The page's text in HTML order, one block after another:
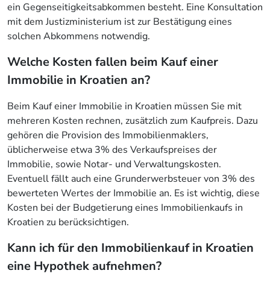
ein Gegenseitigkeitsabkommen besteht. Eine Konsultation
mit dem Justizministerium ist zur Bestätigung eines
solchen Abkommens notwendig.
Welche Kosten fallen beim Kauf einer
Immobilie in Kroatien an?
Beim Kauf einer Immobilie in Kroatien müssen Sie mit
mehreren Kosten rechnen, zusätzlich zum Kaufpreis. Dazu
gehören die Provision des Immobilienmaklers,
üblicherweise etwa 3% des Verkaufspreises der
Immobilie, sowie Notar- und Verwaltungskosten.
Eventuell fällt auch eine Grunderwerbsteuer von 3% des
bewerteten Wertes der Immobilie an. Es ist wichtig, diese
Kosten bei der Budgetierung eines Immobilienkaufs in
Kroatien zu berücksichtigen.
Kann ich für den Immobilienkauf in Kroatien
eine Hypothek aufnehmen?